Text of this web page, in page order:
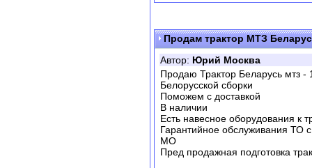
Продам трактор МТЗ
Автор: Юрий Москва
Продаю Трактор Беларусь мтз -
Белорусской сборки
Поможем с доставкой
В наличии
Есть навесное оборудования к
Гарантийное обслуживания ТО
МО
Пред продажная подготовка